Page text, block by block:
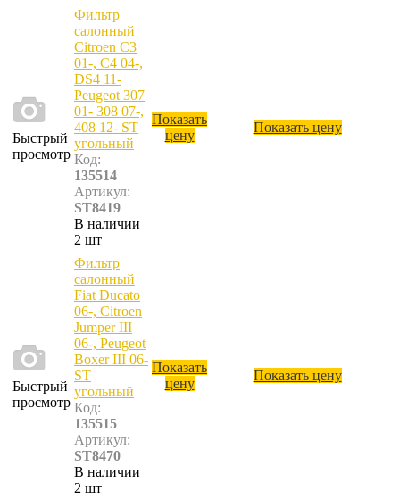
Быстрый
просмотр
Фильтр
салонный
Citroen C3
01-, C4 04-,
DS4 11-
Peugeot 307
01- 308 07-,
408 12- ST
угольный
Код:
135514
Артикул:
ST8419
В наличии
2 шт
Показать
цену
Показать цену
Быстрый
просмотр
Фильтр
салонный
Fiat Ducato
06-, Citroen
Jumper III
06-, Peugeot
Boxer III 06-
ST
угольный
Код:
135515
Артикул:
ST8470
В наличии
2 шт
Показать
цену
Показать цену